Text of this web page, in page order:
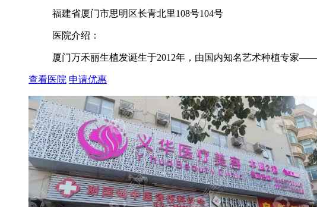
福建省厦门市思明区长青北里108号104号
医院介绍：
厦门万禾丽生植发诞生于2012年，由国内知名艺术种植专家
查看医院 申请优惠